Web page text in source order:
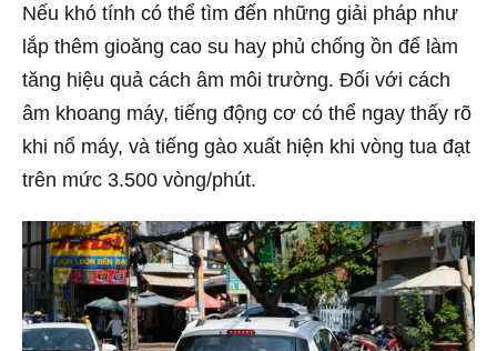
Nếu khó tính có thể tìm đến những giải pháp như
lắp thêm gioăng cao su hay phủ chống ồn để làm
tăng hiệu quả cách âm môi trường. Đối với cách
âm khoang máy, tiếng động cơ có thể ngay thấy rõ
khi nổ máy, và tiếng gào xuất hiện khi vòng tua đạt
trên mức 3.500 vòng/phút.